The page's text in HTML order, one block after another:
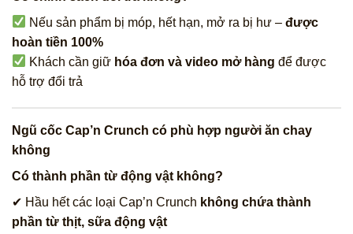
Nếu sản phẩm bị móp, hết hạn, mở ra bị hư –được
hoàn tiền 100%
Khách cần giữ hóa đơn và video mở hàng để được
hỗ trợ đổi trả
Ngũ cốc Cap’n Crunch có phù hợp người ăn chay
không
Có thành phần từ động vật không?
✔ Hầu hết các loại Cap’n Crunch không chứa thành
phần từ thịt, sữa động vật